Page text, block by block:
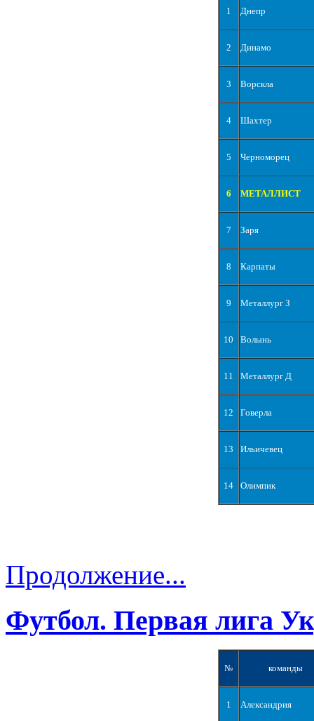
1 Днепр
2 Динамо
3 Ворскла
4 Шахтер
5 Черноморец
6 МЕТАЛЛИСТ
7 Заря
8 Карпаты
9 Металлург З
10 Волынь
11 Металлург Д
12 Говерла
13 Ильичевец
14 Олимпик
Продолжение...
Футбол. Первая лига
№ команды
1 Александрия